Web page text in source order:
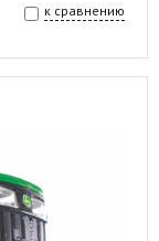
к сравнению